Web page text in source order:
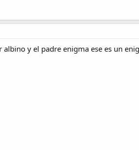
albino y el padre enigma ese es un